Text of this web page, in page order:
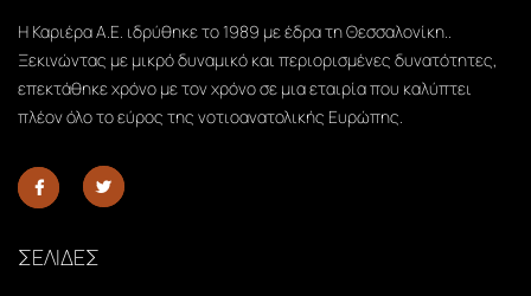
Η Καριέρα Α.Ε. ιδρύθηκε το 1989 με έδρα τη Θεσσαλονίκη..
Ξεκινώντας με μικρό δυναμικό και περιορισμένες δυνατότητες,
επεκτάθηκε χρόνο με τον χρόνο σε μια εταιρία που καλύπτει
πλέον όλο το εύρος της νοτιοανατολικής Ευρώπης.
ΣΕΛΙΔΕΣ